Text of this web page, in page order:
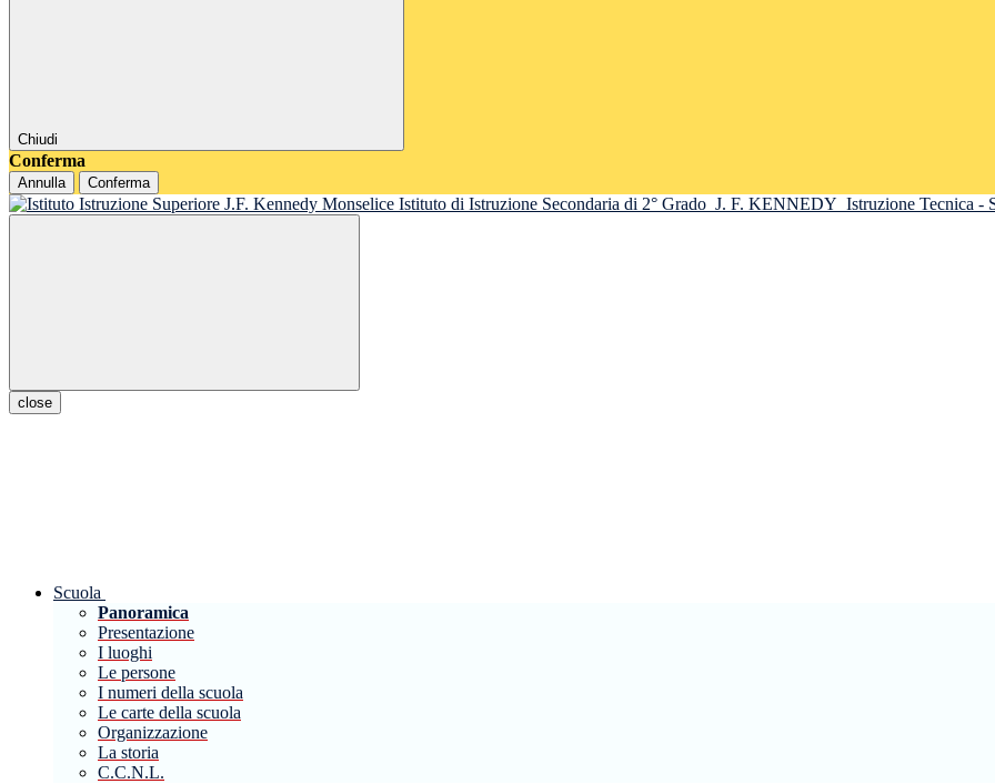
Chiudi
Conferma
Annulla Conferma
Istituto di Istruzione Secondaria di 2° Grado J. F. KENNEDY Istruzione Tecnica -
close
Scuola
Panoramica
Presentazione
I luoghi
Le persone
I numeri della scuola
Le carte della scuola
Organizzazione
La storia
C.C.N.L.